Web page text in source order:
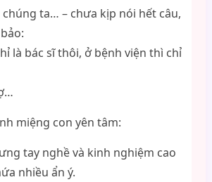
chúng ta… – chưa kịp nói hết câu,
là bác sĩ thôi, ở bệnh viện thì chỉ
miệng con yên tâm:
tay nghề và kinh nghiệm cao
nhiều ẩn ý.